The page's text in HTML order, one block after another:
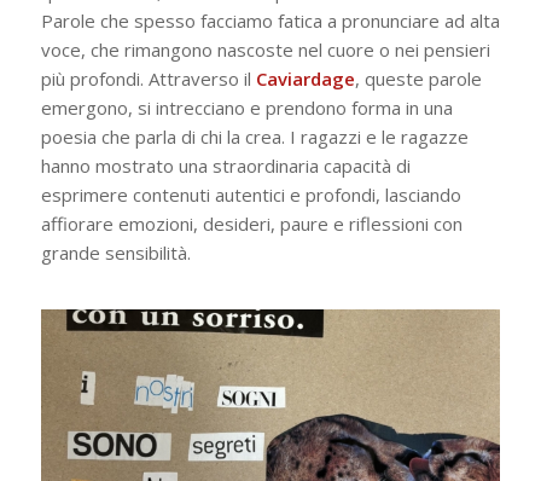
Parole che spesso facciamo fatica a pronunciare ad alta
voce, che rimangono nascoste nel cuore o nei pensieri
più profondi. Attraverso il Caviardage, queste parole
emergono, si intrecciano e prendono forma in una
poesia che parla di chi la crea. I ragazzi e le ragazze
hanno mostrato una straordinaria capacità di
esprimere contenuti autentici e profondi, lasciando
affiorare emozioni, desideri, paure e riflessioni con
grande sensibilità.